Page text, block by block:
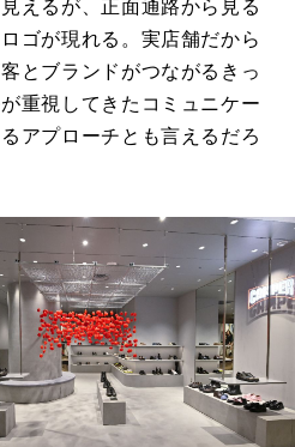
えるが、正面通路から見る
ゴが現れる。実店舗だから
とブランドがつながるきっ
重視してきたコミュニケー
アプローチとも言えるだろ